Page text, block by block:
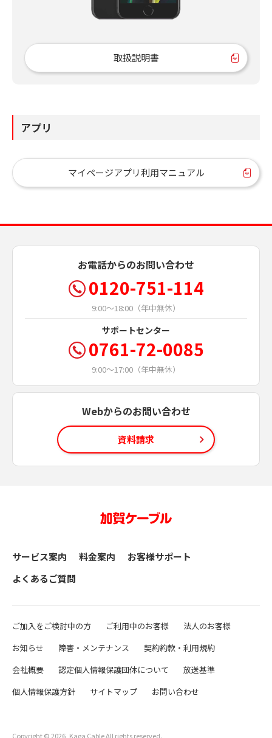
取扱説明書
アプリ
マイページアプリ利用マニュアル
お電話からのお問い合わせ
0120-751-114
9:00～18:00（年中無休）
サポートセンター
0761-72-0085
9:00～17:00（年中無休）
Webからのお問い合わせ
資料請求
サービス案内 料金案内
お客様サポート
よくあるご質問
ご加入をご検討中の方 ご利用中のお客様
法人のお客様
お知らせ
障害・メンテナンス
契約約款・利用規約
会社概要
認定個人情報保護団体について
放送基準
個人情報保護方針
サイトマップ お問い合わせ
Copyright © 2026, Kaga Cable All rights reserved.